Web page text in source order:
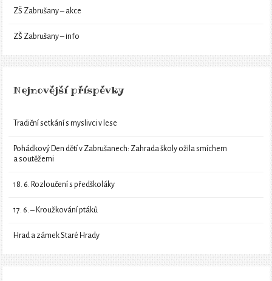
ZŠ Zabrušany – akce
ZŠ Zabrušany – info
Nejnovější příspěvky
Tradiční setkání s myslivci v lese
Pohádkový Den dětí v Zabrušanech: Zahrada školy ožila smíchem
a soutěžemi
18. 6. Rozloučení s předškoláky
17. 6. – Kroužkování ptáků
Hrad a zámek Staré Hrady